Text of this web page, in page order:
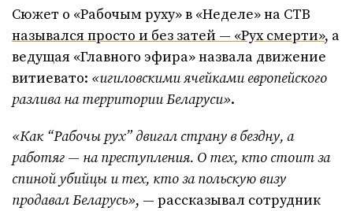
Сюжет о «Рабочым руху» в «Неделе» на СТВ
назывался просто и без затей — «Рух смерти», а
ведущая «Главного эфира» назвала движение
витиевато: «игиловскими ячейками европейского
разлива на территории Беларуси».
«Как “Рабочы рух” двигал страну в бездну, а
работяг — на преступления. О тех, кто стоит за
спиной убийцы и тех, кто за польскую визу
продавал Беларусь», — рассказывал сотрудник